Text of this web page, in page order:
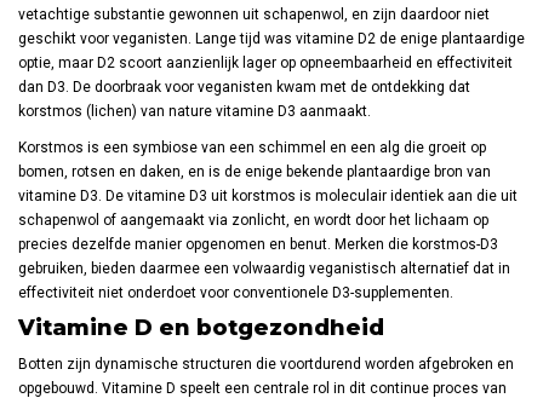
vetachtige substantie gewonnen uit schapenwol, en zijn daardoor niet
geschikt voor veganisten. Lange tijd was vitamine D2 de enige plantaardige
optie, maar D2 scoort aanzienlijk lager op opneembaarheid en effectiviteit
dan D3. De doorbraak voor veganisten kwam met de ontdekking dat
korstmos (lichen) van nature vitamine D3 aanmaakt.
Korstmos is een symbiose van een schimmel en een alg die groeit op
bomen, rotsen en daken, en is de enige bekende plantaardige bron van
vitamine D3. De vitamine D3 uit korstmos is moleculair identiek aan die uit
schapenwol of aangemaakt via zonlicht, en wordt door het lichaam op
precies dezelfde manier opgenomen en benut. Merken die korstmos-D3
gebruiken, bieden daarmee een volwaardig veganistisch alternatief dat in
effectiviteit niet onderdoet voor conventionele D3-supplementen.
Vitamine D en botgezondheid
Botten zijn dynamische structuren die voortdurend worden afgebroken en
opgebouwd. Vitamine D speelt een centrale rol in dit continue proces van